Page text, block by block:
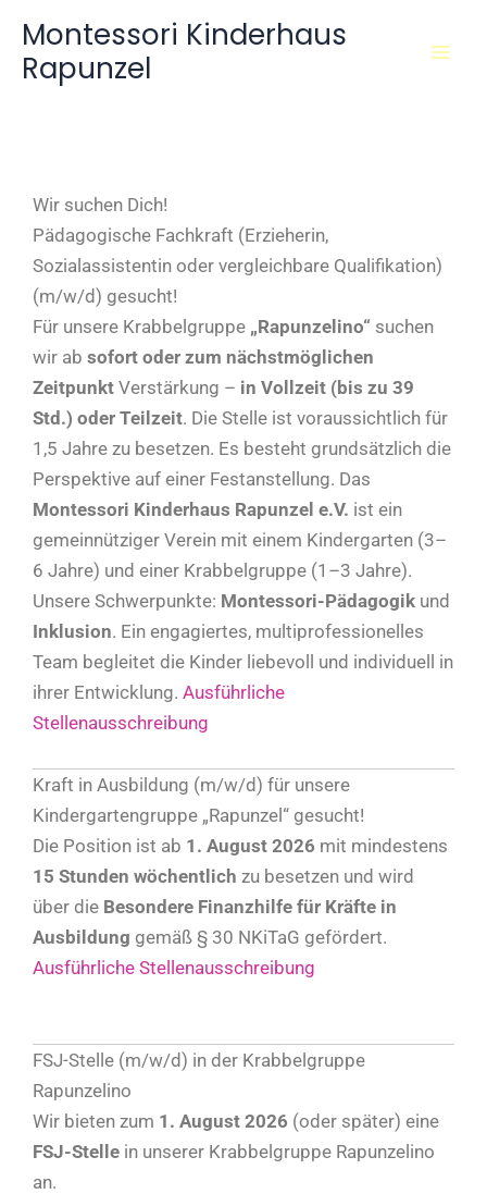
Inhalt
springen
Montessori Kinderhaus
Rapunzel
Wir suchen Dich!
Pädagogische Fachkraft (Erzieherin,
Sozialassistentin oder vergleichbare Qualifikation)
(m/w/d) gesucht!
Für unsere Krabbelgruppe „Rapunzelino“ suchen
wir ab sofort oder zum nächstmöglichen
Zeitpunkt Verstärkung – in Vollzeit (bis zu 39
Std.) oder Teilzeit. Die Stelle ist voraussichtlich für
1,5 Jahre zu besetzen. Es besteht grundsätzlich die
Perspektive auf einer Festanstellung. Das
Montessori Kinderhaus Rapunzel e.V. ist ein
gemeinnütziger Verein mit einem Kindergarten (3–
6 Jahre) und einer Krabbelgruppe (1–3 Jahre).
Unsere Schwerpunkte: Montessori-Pädagogik und
Inklusion. Ein engagiertes, multiprofessionelles
Team begleitet die Kinder liebevoll und individuell in
ihrer Entwicklung. Ausführliche
Stellenausschreibung
Kraft in Ausbildung (m/w/d) für unsere
Kindergartengruppe „Rapunzel“ gesucht!
Die Position ist ab 1. August 2026 mit mindestens
15 Stunden wöchentlich zu besetzen und wird
über die Besondere Finanzhilfe für Kräfte in
Ausbildung gemäß § 30 NKiTaG gefördert.
Ausführliche Stellenausschreibung
FSJ-Stelle (m/w/d) in der Krabbelgruppe
Rapunzelino
Wir bieten zum 1. August 2026 (oder später) eine
FSJ-Stelle in unserer Krabbelgruppe Rapunzelino
an.